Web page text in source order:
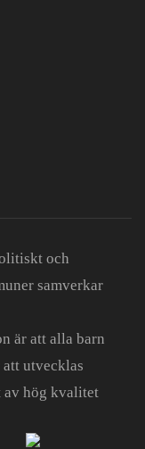
och
samverkar
är att alla barn
utvecklas
av hög kvalitet